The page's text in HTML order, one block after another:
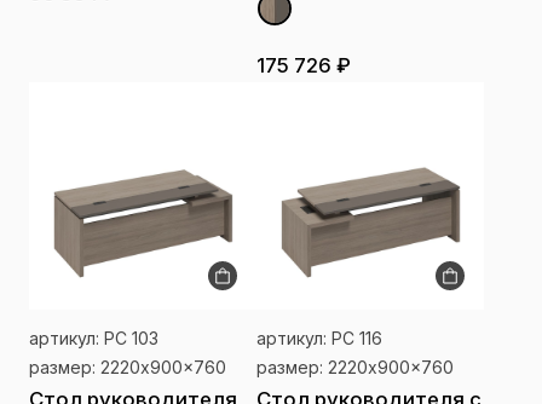
175 726 ₽
артикул: РС 103
размер: 2220x900x760
Стол руководителя
артикул: РС 116
размер: 2220x900x760
Стол руководителя с